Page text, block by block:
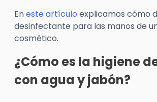
Eneste artículo explicamos cómo
desinfectante para las manos de
cosmético.
¿Cómo es la higiene
con agua y jabón?